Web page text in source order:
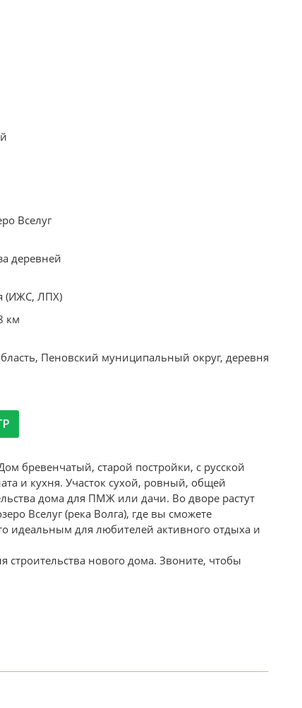
Вселуг
деревней
(ИЖС, ЛПХ)
км
Пеновский муниципальный округ, деревня
бревенчатый, старой постройки, с русской
и кухня. Участок сухой, ровный, общей
дома для ПМЖ или дачи. Во дворе растут
Вселуг (река Волга), где вы сможете
идеальным для любителей активного отдыха и
строительства нового дома. Звоните, чтобы